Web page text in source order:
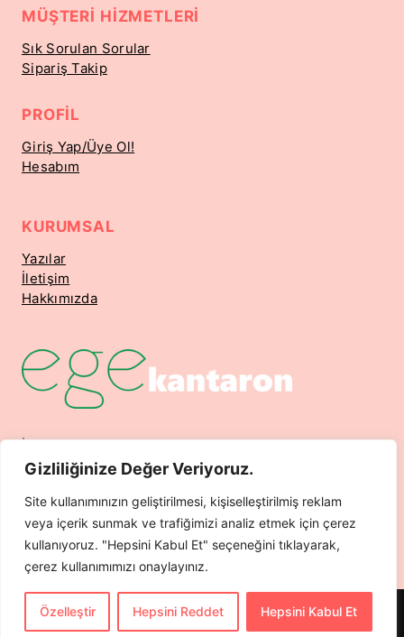
Gizliliğinize Değer Veriyoruz.
Site kullanımınızın geliştirilmesi, kişiselleştirilmiş reklam
veya içerik sunmak ve trafiğimizi analiz etmek için çerez
kullanıyoruz. "Hepsini Kabul Et" seçeneğini tıklayarak,
çerez kullanımımızı onaylayınız.
Özelleştir Hepsini Reddet Hepsini Kabul Et
MÜŞTERI HIZMETLERI
Sık Sorulan Sorular
Sipariş Takip
PROFIL
Giriş Yap/Üye Ol!
Hesabım
KURUMSAL
Yazılar
İletişim
Hakkımızda
İsmetpaşa Mahallesi 7. Sokak No 12 Nuri Omay Apt.
Kat 3 Daire 5 Dikili / İzmir
Mail: info@hazarajans.com
© 2026 HazarAjans